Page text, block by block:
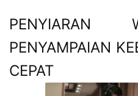
PENYIARAN
PENYAMPAIAN
CEPAT